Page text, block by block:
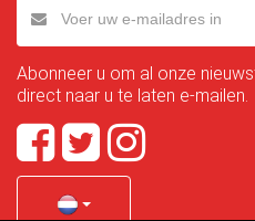
Abonneer u om al onze
direct naar u te laten e-mailen.